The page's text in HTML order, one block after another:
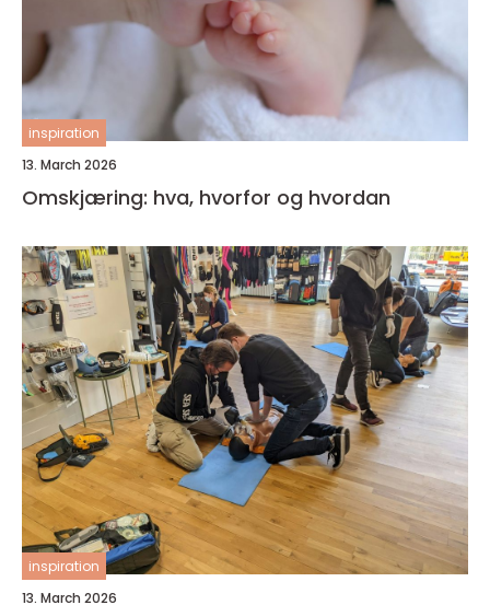
inspiration
13. March 2026
Omskjæring: hva, hvorfor og hvordan
inspiration
13. March 2026